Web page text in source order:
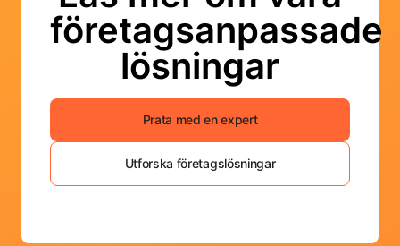
företagsanpassade
lösningar
Prata med en expert
Utforska företagslösningar